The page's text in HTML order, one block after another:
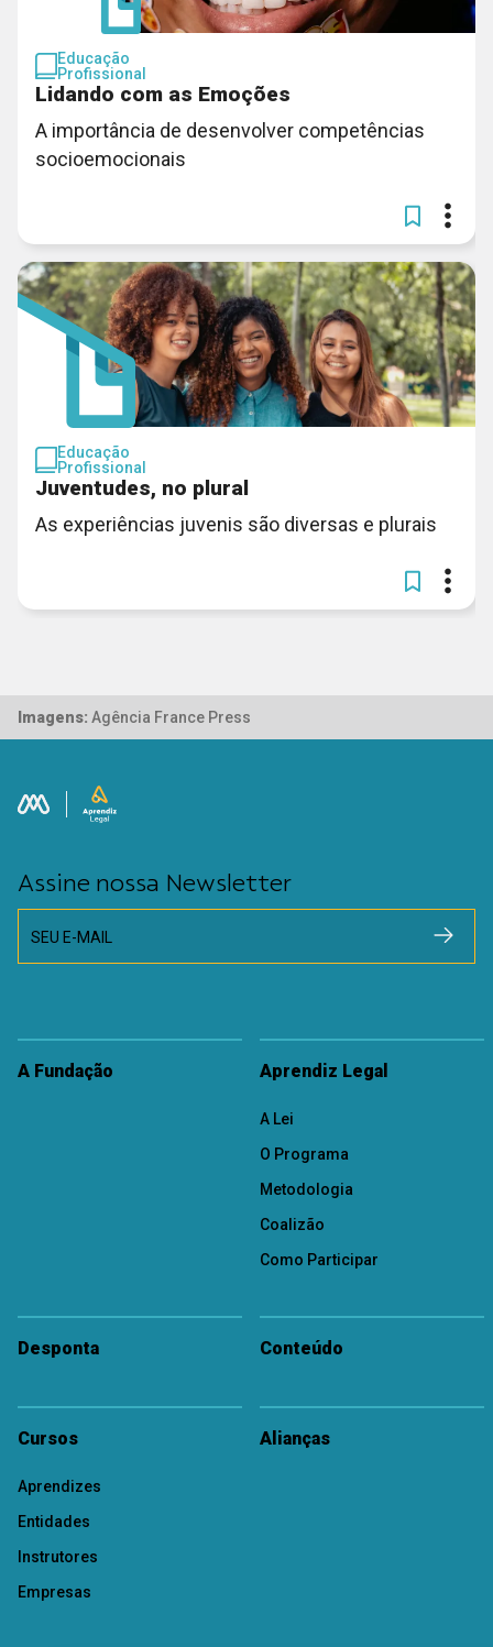
Educação
Profissional
Lidando com as Emoções
A importância de desenvolver competências
socioemocionais
Educação
Profissional
Juventudes, no plural
As experiências juvenis são diversas e plurais
Imagens: Agência France Press
Assine nossa Newsletter
SEU E-MAIL
A Fundação Aprendiz Legal
A Lei
O Programa
Metodologia
Coalizão
Como Participar
Desponta Conteúdo
Cursos
Aprendizes
Entidades
Instrutores
Empresas
Alianças